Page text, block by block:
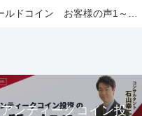
ゴールドコイン お客様の声1～6ページ
アンティークコイン投